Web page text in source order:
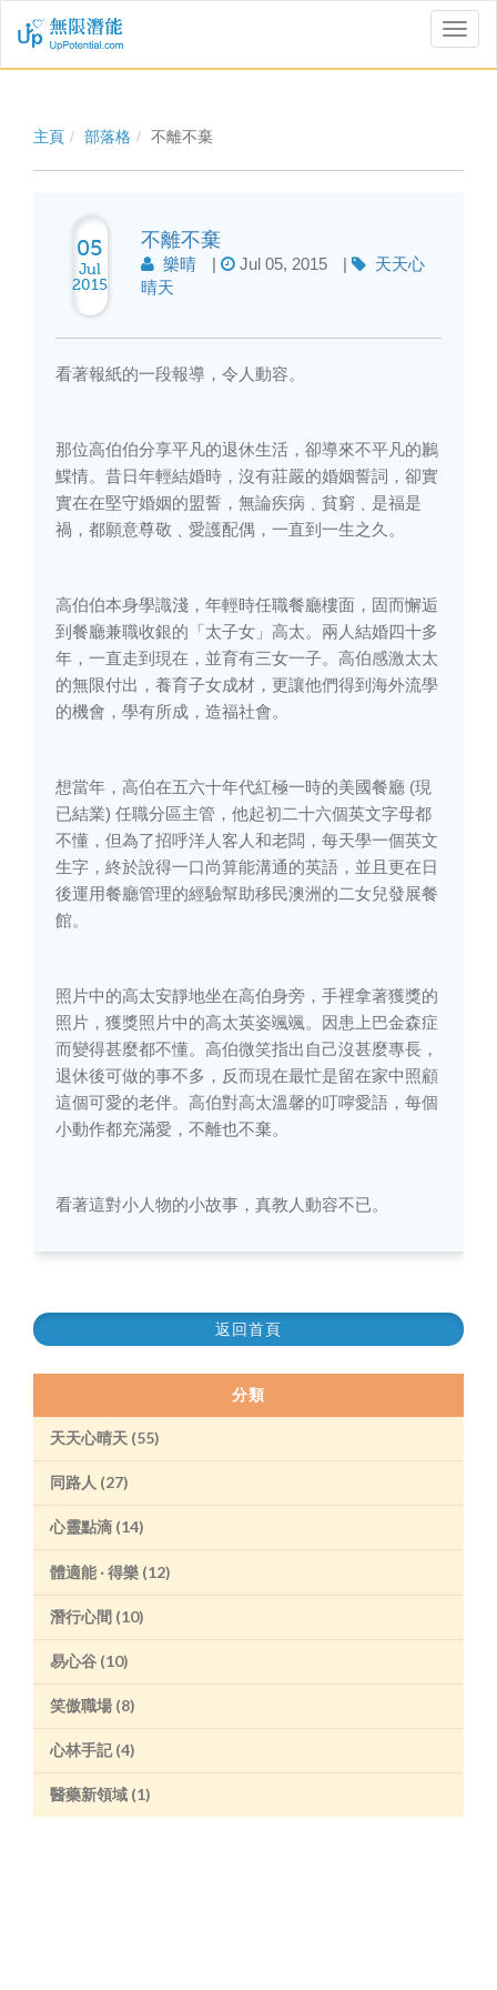
主頁 部落格 不離不棄
05
Jul
2015
不離不棄
樂晴 | Jul 05, 2015 |
天天心
晴天
看著報紙的一段報導，令人動容。
那位高伯伯分享平凡的退休生活，卻導來不平凡的鶼
鰈情。昔日年輕結婚時，沒有莊嚴的婚姻誓詞，卻實
實在在堅守婚姻的盟誓，無論疾病﹑貧窮﹑是福是
禍，都願意尊敬﹑愛護配偶，一直到一生之久。
高伯伯本身學識淺，年輕時任職餐廳樓面，固而懈逅
到餐廳兼職收銀的「太子女」高太。兩人結婚四十多
年，一直走到現在，並育有三女一子。高伯感激太太
的無限付出，養育子女成材，更讓他們得到海外流學
的機會，學有所成，造福社會。
想當年，高伯在五六十年代紅極一時的美國餐廳 (現
已結業) 任職分區主管，他起初二十六個英文字母都
不懂，但為了招呼洋人客人和老闆，每天學一個英文
生字，終於說得一口尚算能溝通的英語，並且更在日
後運用餐廳管理的經驗幫助移民澳洲的二女兒發展餐
館。
照片中的高太安靜地坐在高伯身旁，手裡拿著獲獎的
照片，獲獎照片中的高太英姿颯颯。因患上巴金森症
而變得甚麼都不懂。高伯微笑指出自己沒甚麼專長，
退休後可做的事不多，反而現在最忙是留在家中照顧
這個可愛的老伴。高伯對高太溫馨的叮嚀愛語，每個
小動作都充滿愛，不離也不棄。
看著這對小人物的小故事，真教人動容不已。
返回首頁
分類
天天心晴天 (55)
同路人 (27)
心靈點滴 (14)
體適能 ‧ 得樂 (12)
潛行心間 (10)
易心谷 (10)
笑傲職場 (8)
心林手記 (4)
醫藥新領域 (1)